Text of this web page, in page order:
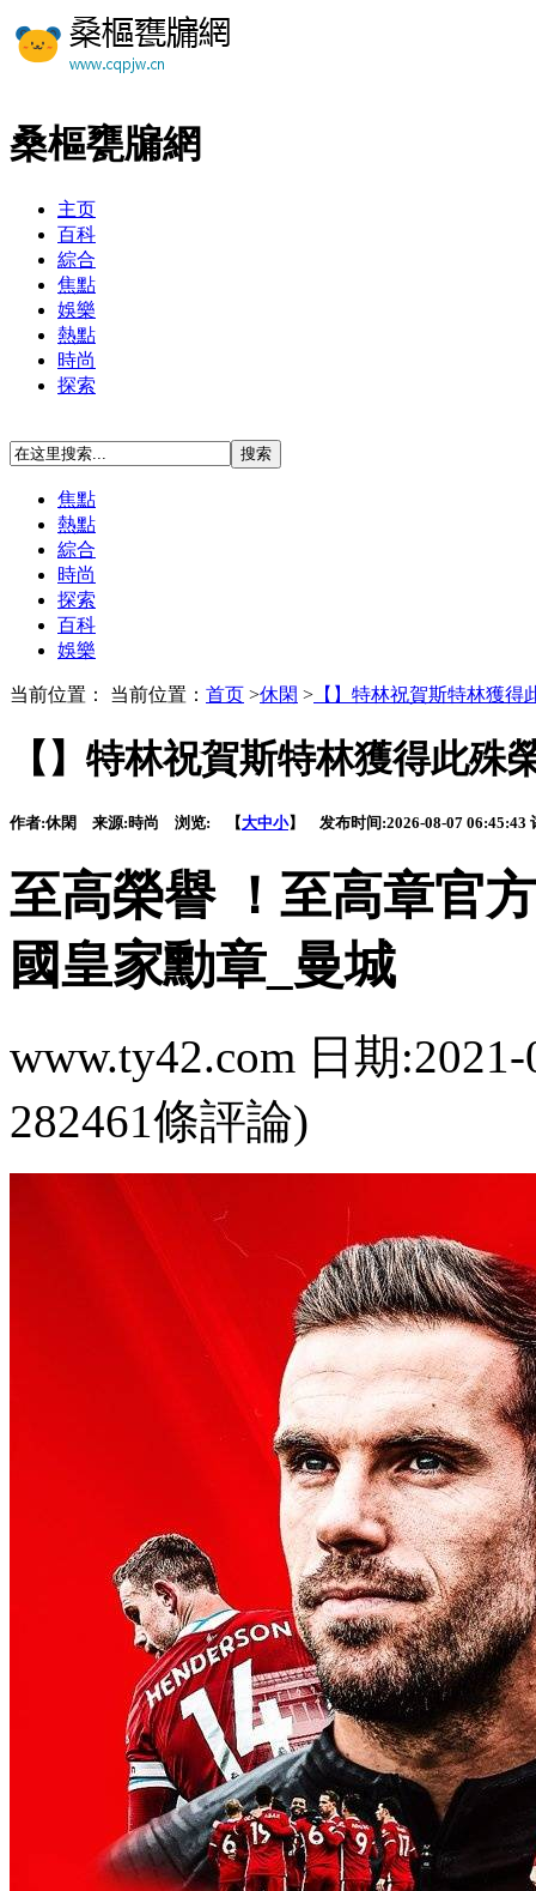
桑樞甕牖網
主页
百科
綜合
焦點
娛樂
熱點
時尚
探索
焦點
熱點
綜合
時尚
探索
百科
娛樂
当前位置： 当前位置： 首页 >休閑 > 【】特林祝賀斯特林獲得
【】特林祝賀斯特林獲得此殊
作者:休閑 来源:時尚 浏览: 【大中小】 发布时间:2026-08-07 06:45:43
至高榮譽 ！至高章官
國皇家勳章_曼城
www.ty42.com 日期
282461條評論)